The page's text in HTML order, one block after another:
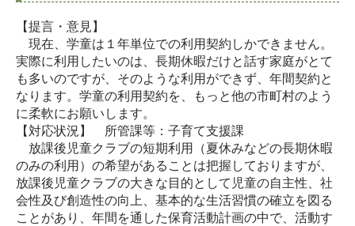
【提言・意見】
現在、学童は１年単位での利用契約しかできません。
実際に利用したいのは、長期休暇だけと話す家庭がとて
も多いのですが、そのような利用ができず、年間契約と
なります。学童の利用契約を、もっと他の市町村のよう
に柔軟にお願いします。
【対応状況】 所管課等：子育て支援課
放課後児童クラブの短期利用（夏休みなどの長期休暇
のみの利用）の希望があることは把握しておりますが、
放課後児童クラブの大きな目的として児童の自主性、社
会性及び創造性の向上、基本的な生活習慣の確立を図る
ことがあり、年間を通した保育活動計画の中で、活動す